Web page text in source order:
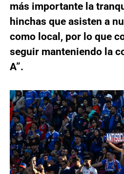
más importante la
hinchas que asisten a
como local, por lo que
seguir manteniendo la
A”.